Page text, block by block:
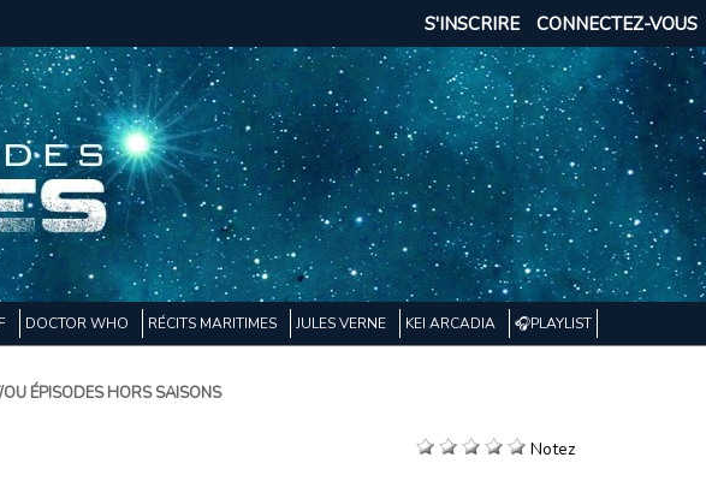
CONNECTEZ-VOUS
S'INSCRIRE
DOCTOR WHO RÉCITS MARITIMES JULES VERNE KEI ARCADIA 🎧PLAYLIST
ÉPISODES HORS SAISONS
Notez